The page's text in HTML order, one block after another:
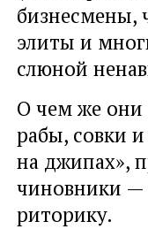
бизнесмены,
элиты и
слюной
О чем же они
рабы, совки
на джипах»,
чиновники —
риторику.